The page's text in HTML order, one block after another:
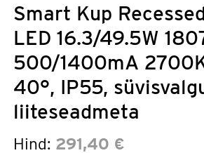
Smart Kup
LED 16.3/49.5W
500/1400mA
40°, IP55,
liiteseadmeta
Hind: 291,40 €